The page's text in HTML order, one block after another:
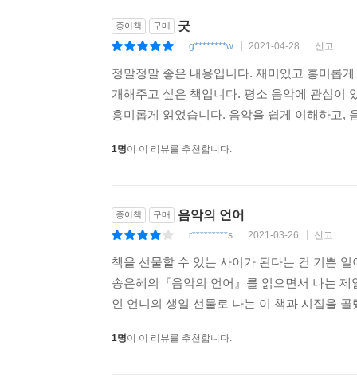
종이책 구매 굿
g********w 2021-04-28 신고
정말정말 좋은 내용입니다. 재미있고 흥미롭
개해주고 싶은 책입니다. 평소 음악에 관심이
흥미롭게 읽었습니다. 음악을 쉽게 이해하고,
1명이 이 리뷰를 추천합니다.
종이책 구매 음악의 언어
r*********s 2021-03-26 신고
책을 선물할 수 있는 사이가 된다는 건 기쁜
송은혜의『음악의 언어』를 읽으면서 나는
인 언니의 생일 선물로 나는 이 책과 시집을
1명이 이 리뷰를 추천합니다.